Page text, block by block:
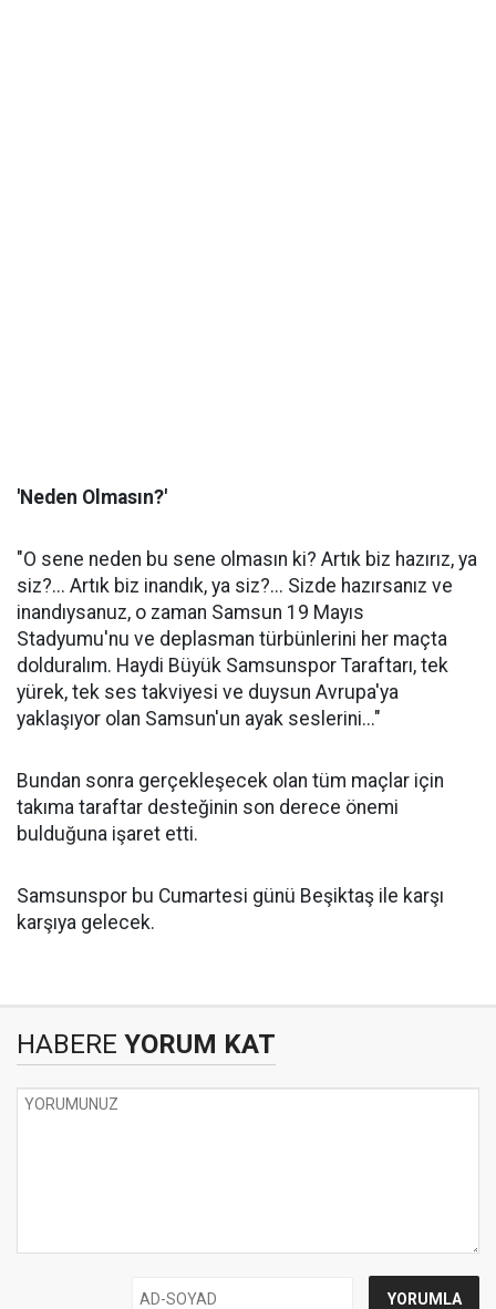
'Neden Olmasın?'
"O sene neden bu sene olmasın ki? Artık biz hazırız, ya
siz?... Artık biz inandık, ya siz?... Sizde hazırsanız ve
inandıysanuz, o zaman Samsun 19 Mayıs
Stadyumu'nu ve deplasman türbünlerini her maçta
dolduralım. Haydi Büyük Samsunspor Taraftarı, tek
yürek, tek ses takviyesi ve duysun Avrupa'ya
yaklaşıyor olan Samsun'un ayak seslerini..."
Bundan sonra gerçekleşecek olan tüm maçlar için
takıma taraftar desteğinin son derece önemi
bulduğuna işaret etti.
Samsunspor bu Cumartesi günü Beşiktaş ile karşı
karşıya gelecek.
HABERE YORUM KAT